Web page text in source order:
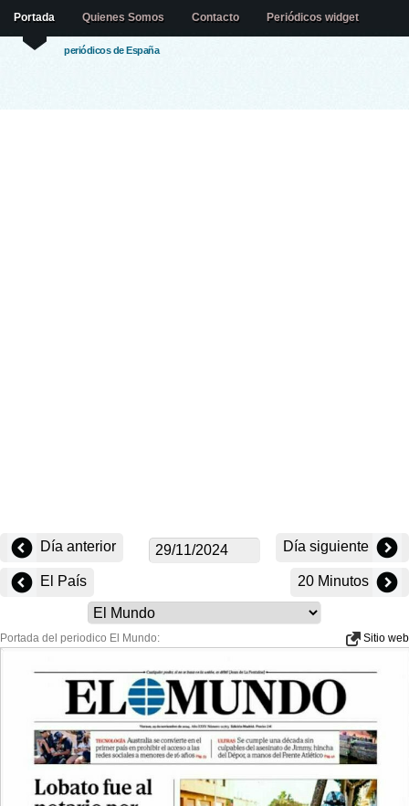
periódicos de España
Portada Quienes Somos Contacto Periódicos widget
Día anterior Día siguiente
El País 20 Minutos
Portada del periodico El Mundo: Sitio web